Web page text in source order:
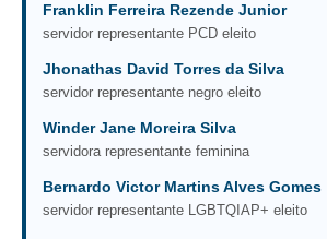
Espaço do Servidor
Guias de recolhimento
Leilão Público
Mapa do site
META 9 do CNJ
Pauta Digital
Franklin Ferreira Rezende Junior
servidor representante PCD eleito
Jhonathas David Torres da Silva
servidor representante negro eleito
Winder Jane Moreira Silva
servidora representante feminina
Bernardo Victor Martins Alves Gomes
servidor representante LGBTQIAP+ eleito